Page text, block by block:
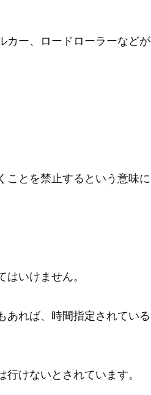
カー、ロードローラーなどが
ことを禁止するという意味に
いけません。
あれば、時間指定されている
けないとされています。